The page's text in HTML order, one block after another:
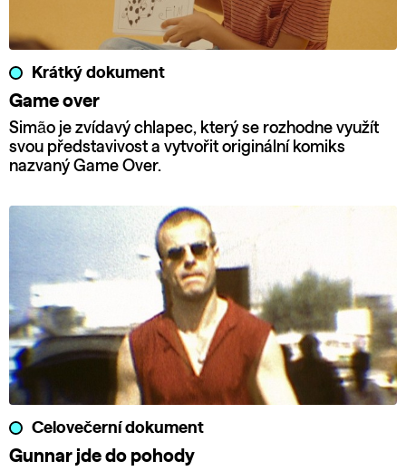
Krátký dokument
Game over
Simão je zvídavý chlapec, který se rozhodne využít
svou představivost a vytvořit originální komiks
nazvaný Game Over.
Celovečerní dokument
Gunnar jde do pohody